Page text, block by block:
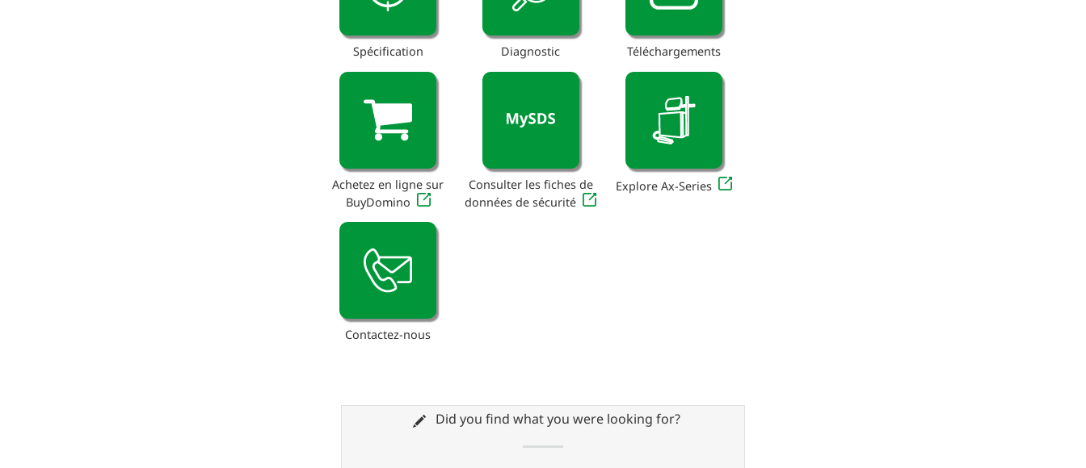
Spécification Diagnostic Téléchargements
Achetez en ligne sur
BuyDomino
Consulter les fiches de
données de sécurité
Explore Ax-Series
Contactez-nous
Did you find what you were looking for?